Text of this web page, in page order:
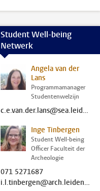
Student Well-being
Netwerk
Angela van der
Lans
Programmamanager
Studentenwelzijn
c.e.van.der.lans@sea.leidenuniv.nl
Inge Tinbergen
Student Well-being
Officer Faculteit der
Archeologie
071 5271687
i.l.tinbergen@arch.leidenuniv.nl